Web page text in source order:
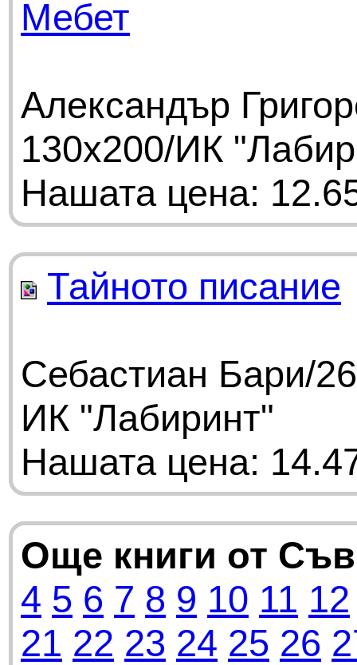
Мебет
Александър
130х200/ИК
Нашата цена:
Тайното писание
Себастиан Бари/
ИК "Лабиринт"
Нашата цена:
Още книги от
4 5 6 7 8 9 10 11 12
21 22 23 24 25 26